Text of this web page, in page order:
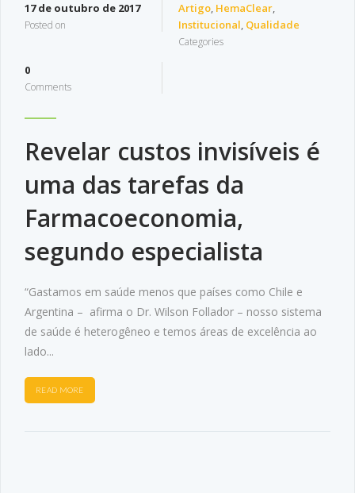
17 de outubro de 2017
Posted on
Artigo, HemaClear,
Institucional, Qualidade
Categories
0
Comments
Revelar custos invisíveis é
uma das tarefas da
Farmacoeconomia,
segundo especialista
“Gastamos em saúde menos que países como Chile e
Argentina – afirma o Dr. Wilson Follador – nosso sistema
de saúde é heterogêneo e temos áreas de excelência ao
lado...
READ MORE